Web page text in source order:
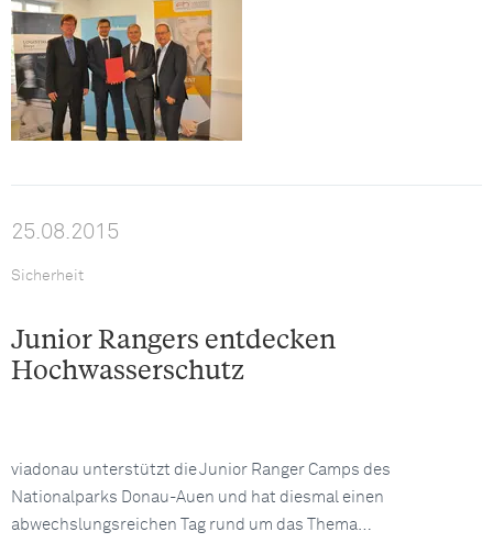
25.08.2015
Sicherheit
Junior Rangers entdecken
Hochwasserschutz
viadonau unterstützt die Junior Ranger Camps des
Nationalparks Donau-Auen und hat diesmal einen
abwechslungsreichen Tag rund um das Thema…